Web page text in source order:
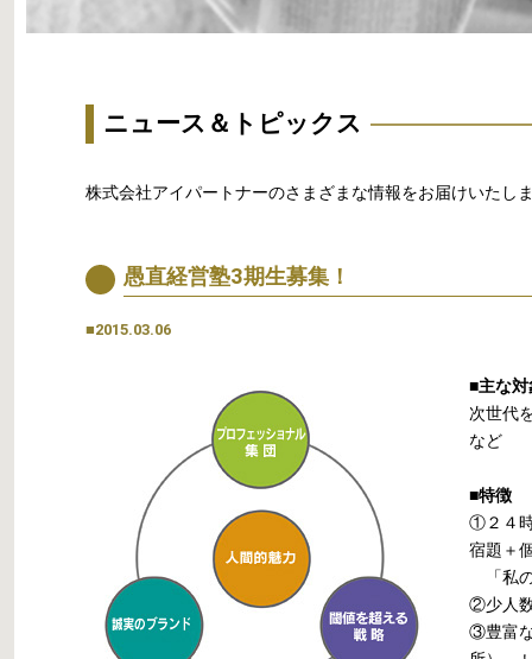
ニュース＆トピックス
株式会社アイパートナーのさまざまな情報をお届けいたし
愚直経営塾3期生募集！
■2015.03.06
■主な対
次世代
など
■特徴
①２４
宿題＋
「私
②少人
③豊富